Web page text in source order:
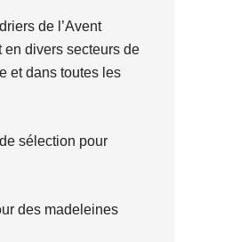
de l’Avent
en divers secteurs de
et dans toutes les
sélection pour
des madeleines